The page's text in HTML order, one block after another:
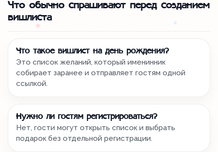
Что обычно спрашивают перед созданием
вишлиста
Что такое вишлист на день рождения?
Это список желаний, который именинник
собирает заранее и отправляет гостям одной
ссылкой.
Нужно ли гостям регистрироваться?
Нет, гости могут открыть список и выбрать
подарок без отдельной регистрации.